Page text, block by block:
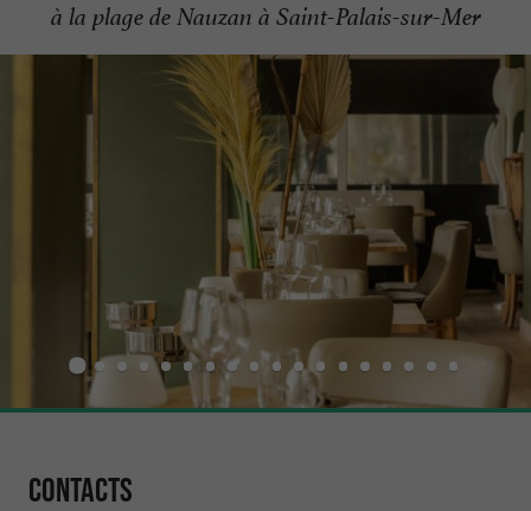
à la plage de Nauzan à Saint-Palais-sur-Mer
Contacts